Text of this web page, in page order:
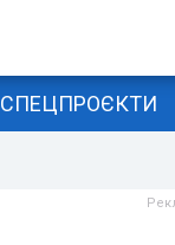
СПЕЦПРОЄКТИ